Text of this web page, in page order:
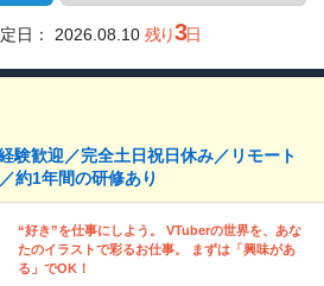
日： 2026.08.10 残り3日
験歓迎／完全土日祝日休み／リモート
約1年間の研修あり
“好き”を仕事にしよう。 VTuberの世界を、あな
たのイラストで彩るお仕事。 まずは「興味があ
る」でOK！